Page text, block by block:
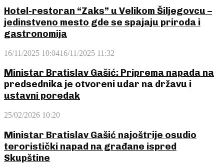
Hotel-restoran “Zaks” u Velikom Šiljegovcu –
jedinstveno mesto gde se spajaju priroda i
gastronomija
16/11/2025 10:0416/11/2025 11:32
Ministar Bratislav Gašić: Priprema napada na
predsednika je otvoreni udar na državu i
ustavni poredak
25/02/2026 10:20
Ministar Bratislav Gašić najoštrije osudio
teroristički napad na građane ispred
Skupštine